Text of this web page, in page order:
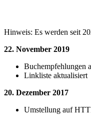
Hinweis: Es werden seit
22. November 2019
Buchempfehlungen
Linkliste aktualisiert
20. Dezember 2017
Umstellung auf